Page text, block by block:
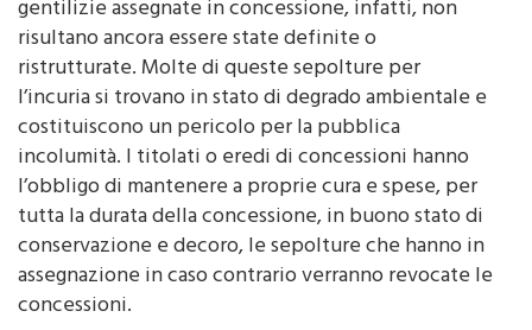
gentilizie assegnate in concessione, infatti, non
risultano ancora essere state definite o
ristrutturate. Molte di queste sepolture per
l’incuria si trovano in stato di degrado ambientale e
costituiscono un pericolo per la pubblica
incolumità. I titolati o eredi di concessioni hanno
l’obbligo di mantenere a proprie cura e spese, per
tutta la durata della concessione, in buono stato di
conservazione e decoro, le sepolture che hanno in
assegnazione in caso contrario verranno revocate le
concessioni.